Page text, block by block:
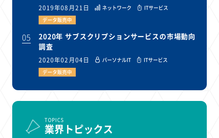
2019年08月21日 ネットワーク
ITサービス
データ販売中
05
2020年 サブスクリプションサービスの市場動向
調査
2020年02月04日 パーソナルIT
ITサービス
データ販売中
TOPICS
業界トピックス